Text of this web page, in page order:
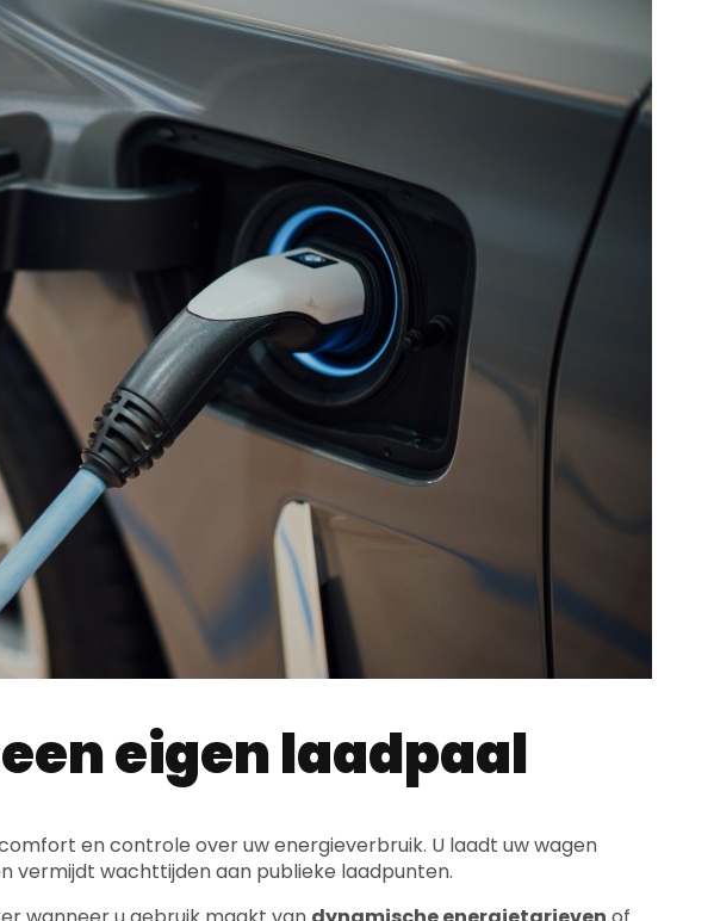
eigen laadpaal
en controle over uw energieverbruik. U laadt uw wagen
vermijdt wachttijden aan publieke laadpunten.